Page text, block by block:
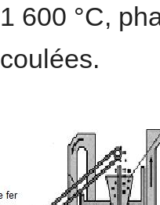
1 600 °C,
coulées.